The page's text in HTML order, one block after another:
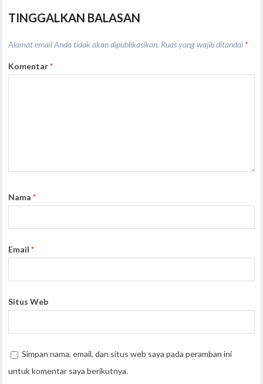
TINGGALKAN BALASAN
Alamat email Anda tidak akan dipublikasikan. Ruas yang wajib ditandai *
Komentar*
Nama*
Email*
Situs Web
Simpan nama, email, dan situs web saya pada peramban ini
untuk komentar saya berikutnya.